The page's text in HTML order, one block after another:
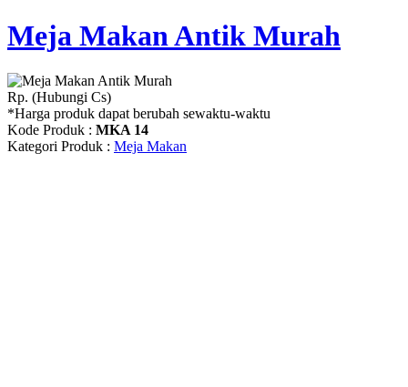
Meja Makan Antik Murah
Rp. (Hubungi Cs)
*Harga produk dapat berubah sewaktu-waktu
Kode Produk : MKA 14
Kategori Produk : Meja Makan